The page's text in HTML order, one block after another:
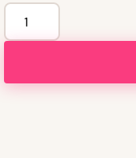
"SOFTLY"
Pferde-
Halfter